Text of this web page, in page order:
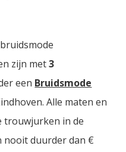
zijn met3
een Bruidsmode
Alle maten en
trouwjurken in de
nooit duurder dan €